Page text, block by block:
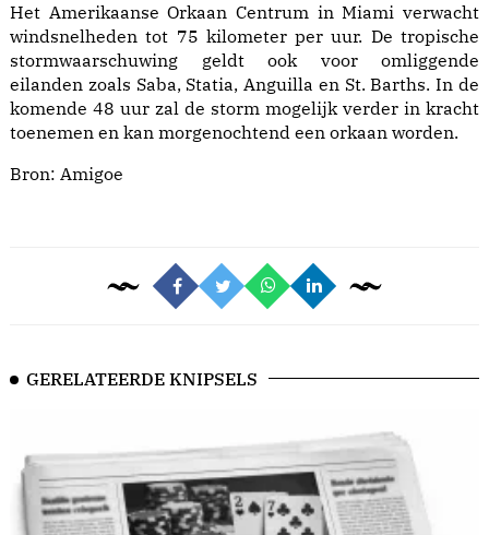
Het Amerikaanse Orkaan Centrum in Miami verwacht
windsnelheden tot 75 kilometer per uur. De tropische
stormwaarschuwing geldt ook voor omliggende
eilanden zoals Saba, Statia, Anguilla en St. Barths. In de
komende 48 uur zal de storm mogelijk verder in kracht
toenemen en kan morgenochtend een orkaan worden.
Bron: Amigoe
GERELATEERDE KNIPSELS